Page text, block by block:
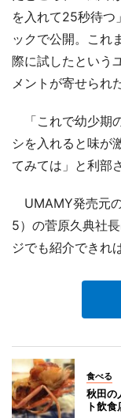
を入れて25秒待つ
ックで公開。これ
際に試したという
メントが寄せられた
「これで幼少期
シを入れると味が
てみては」と利部
UMAMY発売元
5）の菅原久典社
ジでも紹介できれ
食べる
秋田の
ト飲食